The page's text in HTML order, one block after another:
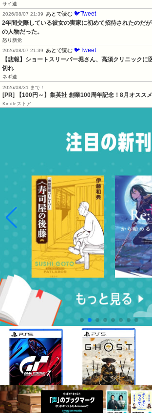
サイ速
2026/08/07 21:39
あとで読む 🐦Tweet
2年間交際している彼女の実家に初めて招待されたのだ
の人物だった。
怒り新党
2026/08/07 21:39
あとで読む 🐦Tweet
【悲報】ショートスリーパー堀さん、高須クリニックに
切れ
ネギ速
2026/08/31 まで！
[PR] 【100円～】集英社 創業100周年記念！8月オスス
Kindleストア
¥3,783 ¥7,578